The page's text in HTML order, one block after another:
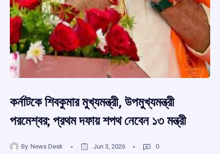
কর্নাটকে শিবকুমার মুখ্যমন্ত্রী, উপমুখ্যমন্ত্রী
পরমেশ্বর; প্রথম দফায় শপথ নেবেন ১৩ মন্ত্রী
By News Desk Jun 3, 2026 0